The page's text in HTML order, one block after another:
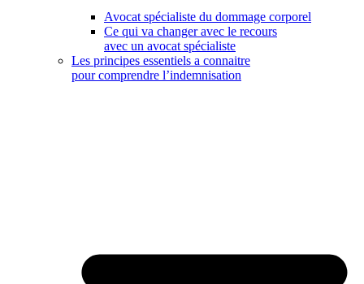
Avocat spécialiste du dommage corporel
Ce qui va changer avec le recours
avec un avocat spécialiste
Les principes essentiels a connaitre
pour comprendre l’indemnisation